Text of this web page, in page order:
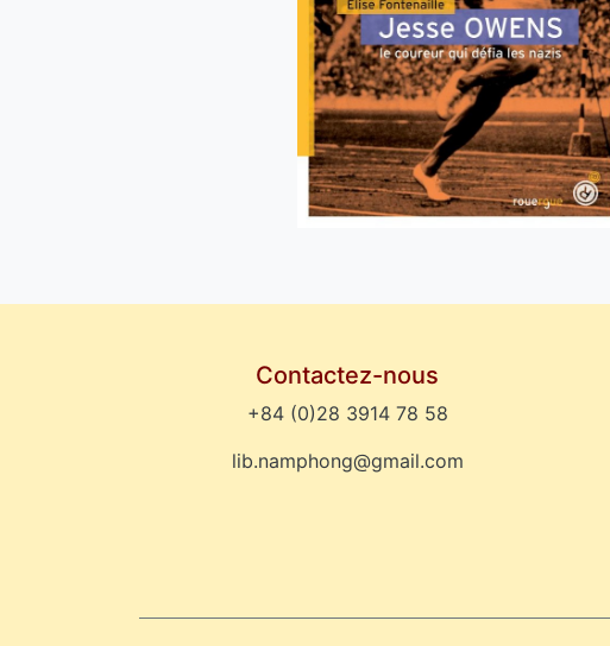
Contactez-nous
+84 (0)28 3914 78 58
lib.namphong@gmail.com